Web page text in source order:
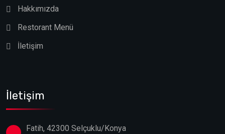
Hakkımızda
Restorant Menü
İletişim
İletişim
Fatih, 42300 Selçuklu/Konya